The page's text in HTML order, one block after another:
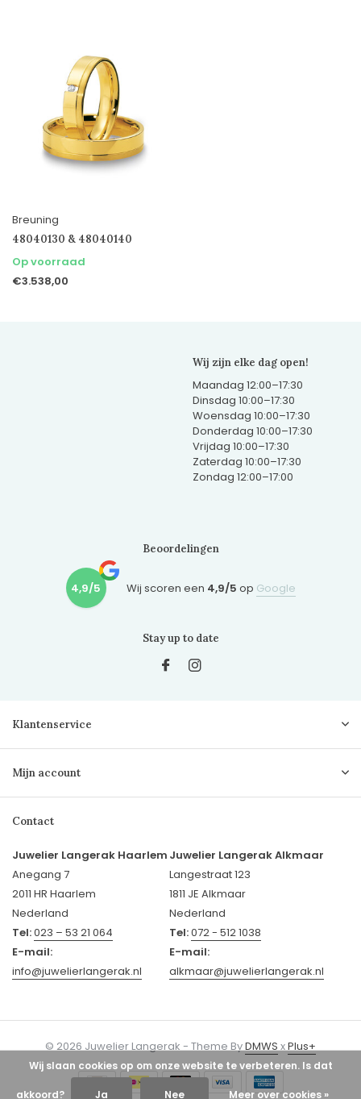
Breuning
48040130 & 48040140
Op voorraad
€3.538,00
Wij zijn elke dag open!
Maandag 12:00–17:30
Dinsdag 10:00–17:30
Woensdag 10:00–17:30
Donderdag 10:00–17:30
Vrijdag 10:00–17:30
Zaterdag 10:00–17:30
Zondag 12:00–17:00
Beoordelingen
4,9/5 Wij scoren een 4,9/5 op Google
Stay up to date
Klantenservice
Mijn account
Contact
Juwelier Langerak Haarlem
Anegang 7
2011 HR Haarlem
Nederland
Tel:023 – 53 21 064
E-mail:
info@juwelierlangerak.nl
Juwelier Langerak Alkmaar
Langestraat 123
1811 JE Alkmaar
Nederland
Tel:072 - 512 1038
E-mail:
alkmaar@juwelierlangerak.nl
© 2026 Juwelier Langerak - Theme ByDMWSxPlus+
Wij slaan cookies op om onze website te verbeteren. Is dat
akkoord? Ja Nee Meer over cookies »